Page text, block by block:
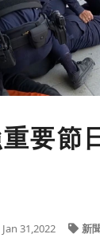
重要節
Jan 31,2022 新